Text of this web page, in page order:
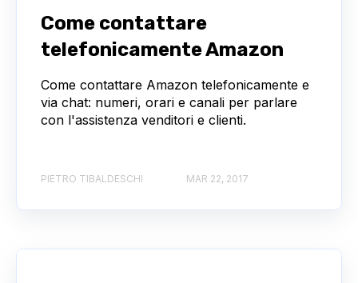
Come contattare
telefonicamente Amazon
Come contattare Amazon telefonicamente e
via chat: numeri, orari e canali per parlare
con l'assistenza venditori e clienti.
PIETRO TIBALDESCHI MAR 22, 2017